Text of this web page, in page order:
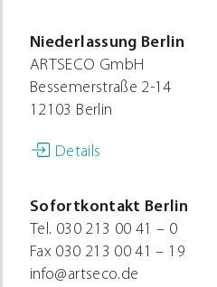
Niederlassung Berlin
ARTSECO GmbH
Bessemerstraße 2-14
12103 Berlin
Details
Sofortkontakt Berlin
Tel. 030 213 00 41 – 0
Fax 030 213 00 41 – 19
info@artseco.de